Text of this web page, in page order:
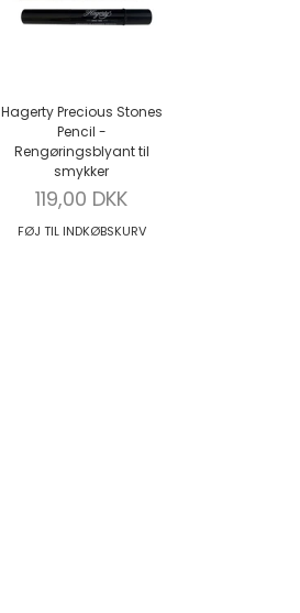
Hagerty Precious Stones
Pencil -
Rengøringsblyant til
smykker
Salgspris
119,00 DKK
FØJ TIL INDKØBSKURV